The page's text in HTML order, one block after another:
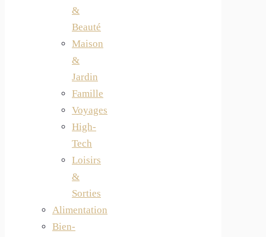
&
Beauté
Maison
&
Jardin
Famille
Voyages
High-
Tech
Loisirs
&
Sorties
Alimentation
Bien-